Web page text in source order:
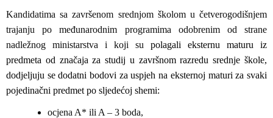
Kandidatima sa završenom srednjom školom u četverogodišnjem
trajanju po međunarodnim programima odobrenim od strane
nadležnog ministarstva i koji su polagali eksternu maturu iz
predmeta od značaja za studij u završnom razredu srednje škole,
dodjeljuju se dodatni bodovi za uspjeh na eksternoj maturi za svaki
pojedinačni predmet po sljedećoj shemi:
ocjena A* ili A – 3 boda,